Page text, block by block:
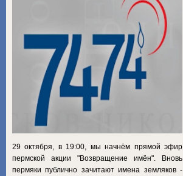
29 октября, в 19:00, мы начнём прямой эфир
пермской акции "Возвращение имён". Вновь
пермяки публично зачитают имена земляков -